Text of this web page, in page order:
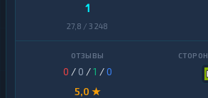
1
27,8 / 3 248
0 / 0 /1 /0
5,0 ★